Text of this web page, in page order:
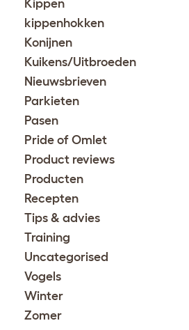
Kippen
kippenhokken
Konijnen
Kuikens/Uitbroeden
Nieuwsbrieven
Parkieten
Pasen
Pride of Omlet
Product reviews
Producten
Recepten
Tips & advies
Training
Uncategorised
Vogels
Winter
Zomer